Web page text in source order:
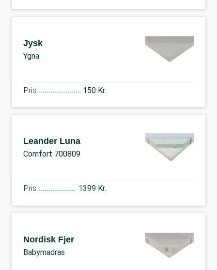
Jysk
Ygna
Pris 150 Kr.
Leander Luna
Comfort 700809
Pris 1399 Kr.
Nordisk Fjer
Babymadras